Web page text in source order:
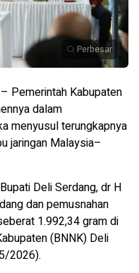
Perbesar
Pemerintah Kabupaten
dalam
menyusul terungkapnya
jaringan Malaysia–
Deli Serdang, dr H
dan pemusnahan
1.992,34 gram di
(BNNK) Deli
2026).